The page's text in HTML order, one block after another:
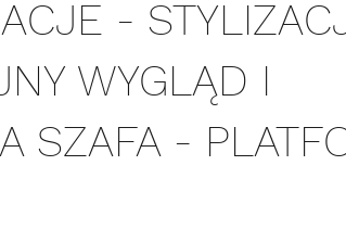
-
WYGLĄD I
SZAFA -